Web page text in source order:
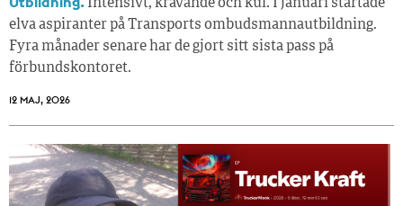
Intensivt, krävande och kul. I januari startade
elva aspiranter på Transports ombudsmannautbildning.
Fyra månader senare har de gjort sitt sista pass på
förbundskontoret.
12 MAJ, 2026